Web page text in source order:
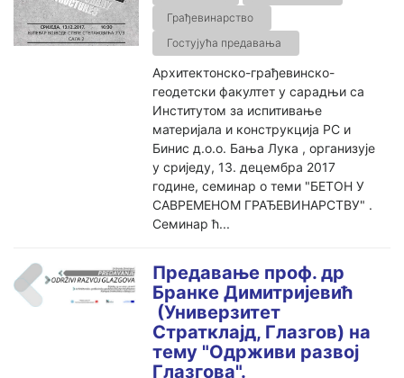
Грађевинарство
Гостујућа предавања
Архитектонско-грађевинско-
геодетски факултет у сарадњи са
Институтом за испитивање
материјала и конструкција РС и
Бинис д.о.о. Бања Лука , организује
у сриједу, 13. децембра 2017
године, семинар о теми "БЕТОН У
САВРЕМЕНОМ ГРАЂЕВИНАРСТВУ" .
Семинар ћ...
Предавање проф. др
Бранке Димитријевић
(Универзитет
Стратклајд, Глазгов) на
тему "Одрживи развој
Глазгова".